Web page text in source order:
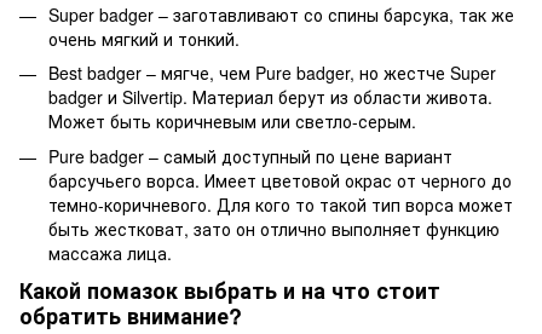
Super badger – заготавливают со спины барсука, так же
очень мягкий и тонкий.
Best badger – мягче, чем Pure badger, но жестче Super
badger и Silvertip. Материал берут из области живота.
Может быть коричневым или светло-серым.
Pure badger – самый доступный по цене вариант
барсучьего ворса. Имеет цветовой окрас от черного до
темно-коричневого. Для кого то такой тип ворса может
быть жестковат, зато он отлично выполняет функцию
массажа лица.
Какой помазок выбрать и на что стоит
обратить внимание?